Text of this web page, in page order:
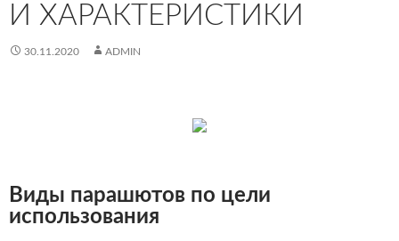
И ХАРАКТЕРИСТИКИ
30.11.2020 ADMIN
Виды парашютов по цели
использования